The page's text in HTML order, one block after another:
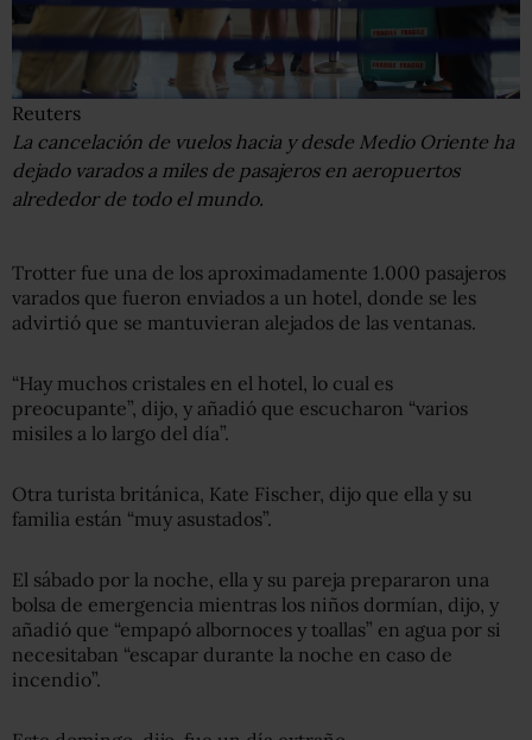
Reuters
La cancelación de vuelos hacia y desde Medio Oriente ha
dejado varados a miles de pasajeros en aeropuertos
alrededor de todo el mundo.
Trotter fue una de los aproximadamente 1.000 pasajeros
varados que fueron enviados a un hotel, donde se les
advirtió que se mantuvieran alejados de las ventanas.
“Hay muchos cristales en el hotel, lo cual es
preocupante”, dijo, y añadió que escucharon “varios
misiles a lo largo del día”.
Otra turista británica, Kate Fischer, dijo que ella y su
familia están “muy asustados”.
El sábado por la noche, ella y su pareja prepararon una
bolsa de emergencia mientras los niños dormían, dijo, y
añadió que “empapó albornoces y toallas” en agua por si
necesitaban “escapar durante la noche en caso de
incendio”.